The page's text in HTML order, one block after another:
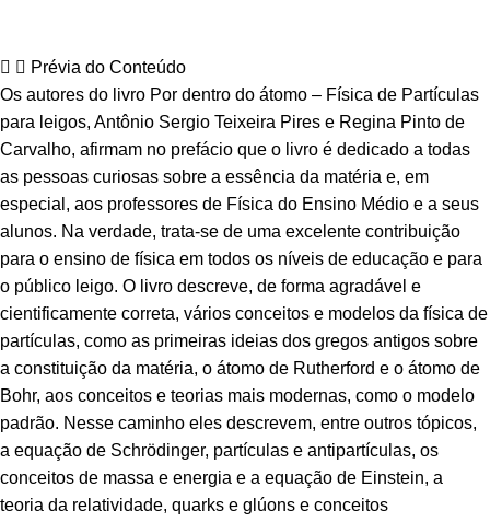
Prévia do Conteúdo
Os autores do livro Por dentro do átomo – Física de Partículas
para leigos, Antônio Sergio Teixeira Pires e Regina Pinto de
Carvalho, afirmam no prefácio que o livro é dedicado a todas
as pessoas curiosas sobre a essência da matéria e, em
especial, aos professores de Física do Ensino Médio e a seus
alunos. Na verdade, trata-se de uma excelente contribuição
para o ensino de física em todos os níveis de educação e para
o público leigo. O livro descreve, de forma agradável e
cientificamente correta, vários conceitos e modelos da física de
partículas, como as primeiras ideias dos gregos antigos sobre
a constituição da matéria, o átomo de Rutherford e o átomo de
Bohr, aos conceitos e teorias mais modernas, como o modelo
padrão. Nesse caminho eles descrevem, entre outros tópicos,
a equação de Schrödinger, partículas e antipartículas, os
conceitos de massa e energia e a equação de Einstein, a
teoria da relatividade, quarks e glúons e conceitos